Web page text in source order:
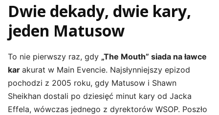
Dwie dekady, dwie kary,
jeden Matusow
To nie pierwszy raz, gdy „The Mouth” siada na ławce
kar akurat w Main Evencie. Najsłynniejszy epizod
pochodzi z 2005 roku, gdy Matusow i Shawn
Sheikhan dostali po dziesięć minut kary od Jacka
Effela, wówczas jednego z dyrektorów WSOP. Poszło